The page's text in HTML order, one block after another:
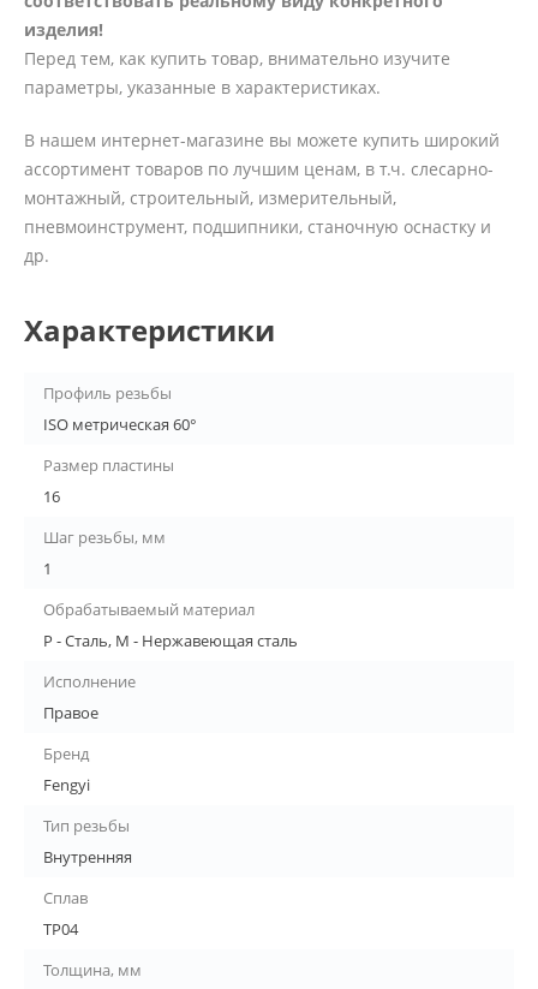
изделия!
Перед тем, как купить товар, внимательно изучите
параметры, указанные в характеристиках.
В нашем интернет-магазине вы можете купить широкий
ассортимент товаров по лучшим ценам, в т.ч. слесарно-
монтажный, строительный, измерительный,
пневмоинструмент, подшипники, станочную оснастку и
др.
Характеристики
Профиль резьбы
ISO метрическая 60°
Размер пластины
16
Шаг резьбы, мм
1
Обрабатываемый материал
P - Сталь, M - Нержавеющая сталь
Исполнение
Правое
Бренд
Fengyi
Тип резьбы
Внутренняя
Сплав
TP04
Толщина, мм